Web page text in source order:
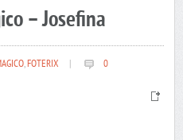
– Josefina
,FOTERIX 0